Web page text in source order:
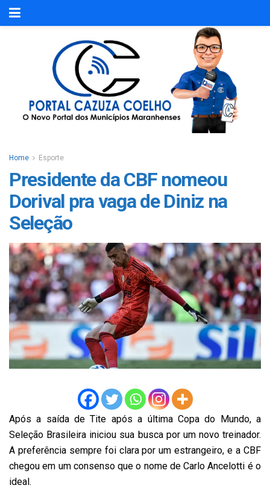
Home Esporte
Presidente da CBF nomeou
Dorival pra vaga de Diniz na
Seleção
Após a saída de Tite após a última Copa do Mundo, a
Seleção Brasileira iniciou sua busca por um novo treinador.
A preferência sempre foi clara por um estrangeiro, e a CBF
chegou em um consenso que o nome de Carlo Ancelotti é o
ideal.